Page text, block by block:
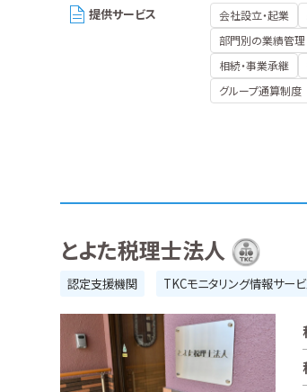
提供サービス 会社設立・起業
部門別の業績管理
相続・事業承継
グループ通算制度
とよた税理士法人
認定支援機関 TKCモニタリング情報サー